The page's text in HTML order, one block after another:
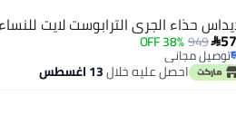
حذاء الجري الترابوست لايت

949
38% OFF
توصيل مجاني
توصيل مجانياحصل عليه خلال13 اغسطس